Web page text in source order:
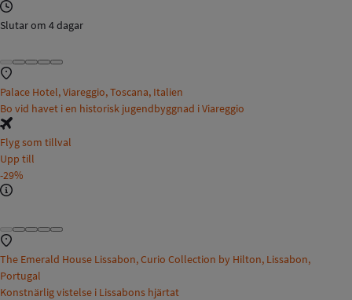
Slutar om 4 dagar
Palace Hotel, Viareggio, Toscana, Italien
Bo vid havet i en historisk jugendbyggnad i Viareggio
Flyg som tillval
Upp till
-29%
The Emerald House Lissabon, Curio Collection by Hilton, Lissabon,
Portugal
Konstnärlig vistelse i Lissabons hjärtat